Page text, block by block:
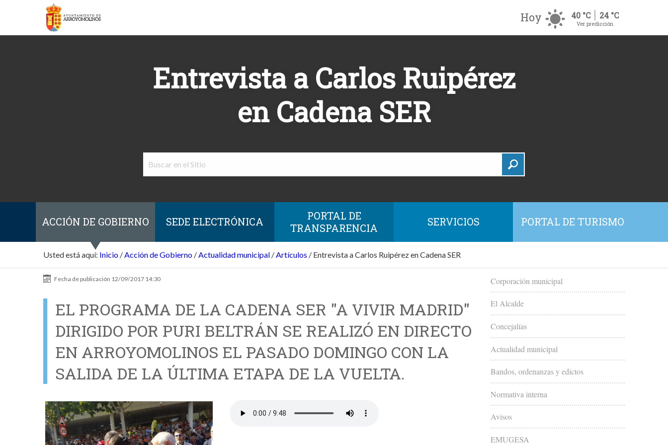
Hoy 40 °C 24 °C
Ver predicción
Entrevista a Carlos Ruipérez
en Cadena SER
ACCIÓN DE GOBIERNO SEDE ELECTRÓNICA
PORTAL DE
TRANSPARENCIA
SERVICIOS PORTAL DE TURISMO
Usted está aquí: Inicio /Acción de Gobierno /Actualidad municipal /Artículos / Entrevista a Carlos Ruipérez en Cadena SER
Fecha de publicación 12/09/2017 14:30
EL PROGRAMA DE LA CADENA SER "A VIVIR MADRID"
DIRIGIDO POR PURI BELTRÁN SE REALIZÓ EN DIRECTO
EN ARROYOMOLINOS EL PASADO DOMINGO CON LA
SALIDA DE LA ÚLTIMA ETAPA DE LA VUELTA.
Corporación municipal
El Alcalde
Concejalías
Actualidad municipal
Bandos, ordenanzas y edictos
Normativa interna
Avisos
EMUGESA